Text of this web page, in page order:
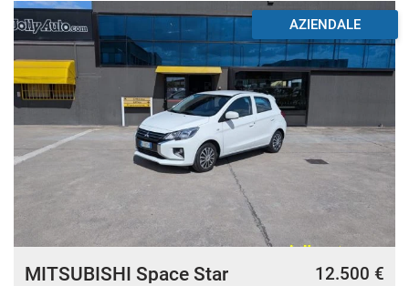
AZIENDALE
MITSUBISHI Space Star 12.500 €